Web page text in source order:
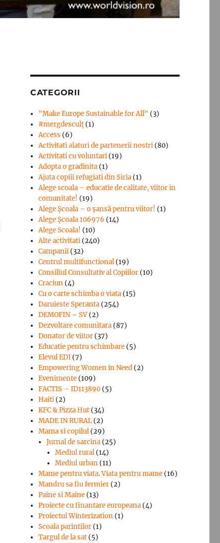
CATEGORII
"Make Europe Sustainable for All" (3)
#mergdesculţ (1)
Access (6)
Activitati alaturi de partenerii nostri (80)
Activitati cu voluntari (19)
Adopta o gradinita (1)
Ajuta copiii refugiati din Siria (1)
Alege scoala – educatie de calitate, viitor in
comunitate! (19)
Alege Şcoala – o şansă pentru viitor! (1)
Alege Școala 106976 (14)
Alege Scoala! (10)
Alte activitati (240)
Campanii (32)
Centrul multifunctional (19)
Consiliul Consultativ al Copiilor (10)
Craciun (4)
Cu o carte schimba o viata (15)
Daruieste Speranta (254)
DEMOFIN – SV (2)
Dezvoltare comunitara (87)
Donator de viitor (37)
Educatie pentru schimbare (5)
Elevul EDI (7)
Empowering Women in Need (2)
Evenimente (109)
FACTIS – ID113890 (5)
Haiti (2)
KFC & Pizza Hut (34)
MADE IN RURAL (2)
Mama si copilul (29)
Jurnal de sarcina (25)
Mediul rural(14)
Mediul urban(11)
Mame pentru viata. Viata pentru mame (16)
Mandru sa fiu fermier (2)
Paine si Maine (13)
Proiecte cu finantare europeana (4)
Proiectul Winterization (1)
Scoala parintilor (1)
Targul de la sat (5)